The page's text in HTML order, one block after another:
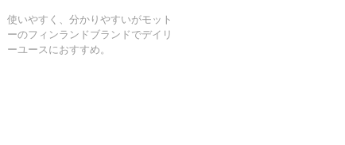
使いやすく、分かりやすいがモット
ーのフィンランドブランドでデイリ
ーユースにおすすめ。